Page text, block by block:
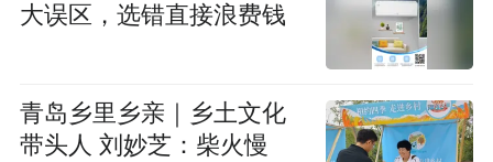
大误区，选错直接浪费钱
青岛乡里乡亲｜乡土文化
带头人 刘妙芝：柴火慢